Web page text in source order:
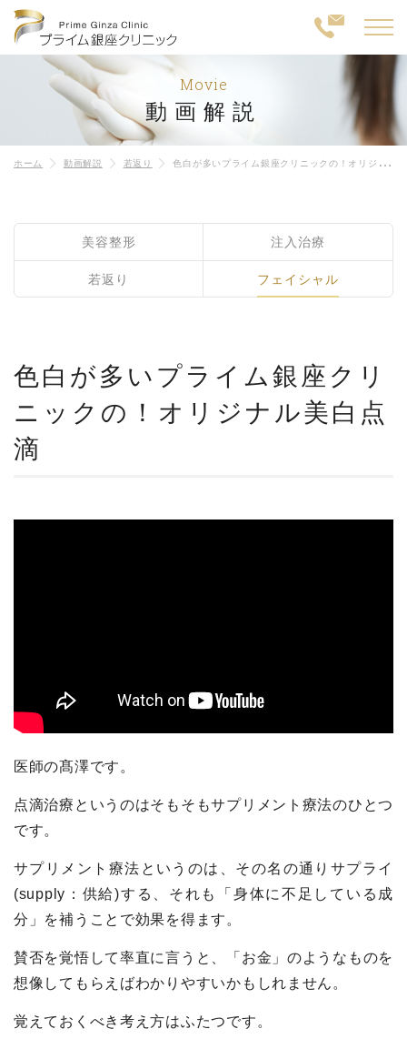
Movie
動画解説
ホーム 動画解説 若返り 色白が多いプライム銀座クリニックの！オリジナル美白点滴
美容整形 注入治療
若返り フェイシャル
色白が多いプライム銀座クリ
ニックの！オリジナル美白点
滴
医師の髙澤です。
点滴治療というのはそもそもサプリメント療法のひとつ
です。
サプリメント療法というのは、その名の通りサプライ
(supply：供給)する、それも「身体に不足している成
分」を補うことで効果を得ます。
賛否を覚悟して率直に言うと、「お金」のようなものを
想像してもらえばわかりやすいかもしれません。
覚えておくべき考え方はふたつです。